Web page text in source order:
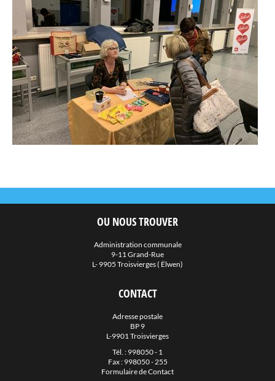
OU NOUS TROUVER
Administration communale
9-11 Grand-Rue
L- 9905 Troisvierges ( Ëlwen)
CONTACT
Adresse postale
BP 9
L-9901 Troisvierges
Tél. : 998050 - 1
Fax : 998050 - 255
Formulaire de Contact